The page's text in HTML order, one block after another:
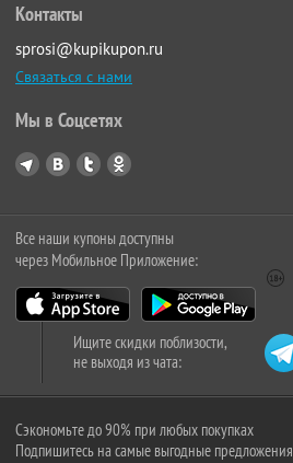
Контакты
sprosi@kupikupon.ru
Связаться с нами
Мы в Соцсетях
Все наши купоны доступны
через Мобильное Приложение:
Ищите скидки поблизости,
не выходя из чата:
Сэкономьте до 90% при любых покупках
Подпишитесь на самые выгодные предложения